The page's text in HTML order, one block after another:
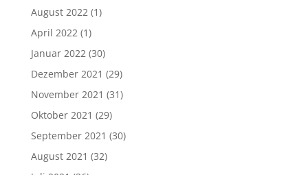
August 2022(1)
April 2022(1)
Januar 2022(30)
Dezember 2021 (29)
November 2021 (31)
Oktober 2021 (29)
September 2021 (30)
August 2021 (32)